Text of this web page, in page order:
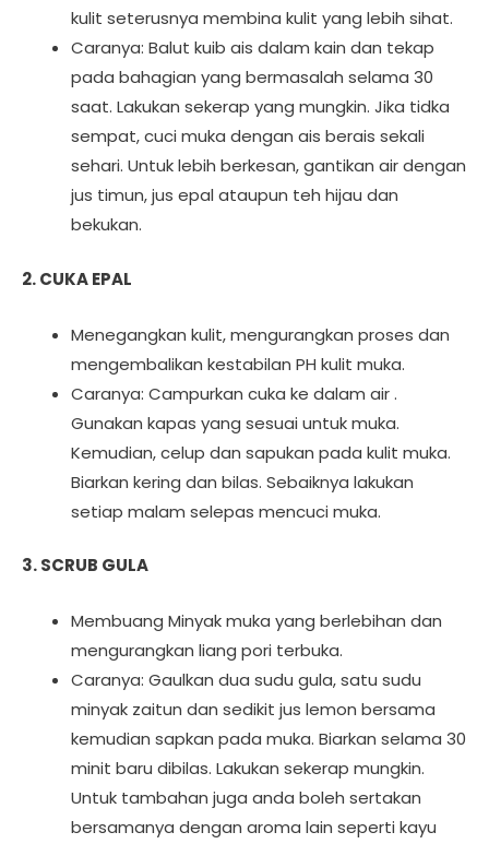
kulit seterusnya membina kulit yang lebih sihat.
Caranya: Balut kuib ais dalam kain dan tekap
pada bahagian yang bermasalah selama 30
saat. Lakukan sekerap yang mungkin. Jika tidka
sempat, cuci muka dengan ais berais sekali
sehari. Untuk lebih berkesan, gantikan air dengan
jus timun, jus epal ataupun teh hijau dan
bekukan.
2. CUKA EPAL
Menegangkan kulit, mengurangkan proses dan
mengembalikan kestabilan PH kulit muka.
Caranya: Campurkan cuka ke dalam air .
Gunakan kapas yang sesuai untuk muka.
Kemudian, celup dan sapukan pada kulit muka.
Biarkan kering dan bilas. Sebaiknya lakukan
setiap malam selepas mencuci muka.
3. SCRUB GULA
Membuang Minyak muka yang berlebihan dan
mengurangkan liang pori terbuka.
Caranya: Gaulkan dua sudu gula, satu sudu
minyak zaitun dan sedikit jus lemon bersama
kemudian sapkan pada muka. Biarkan selama 30
minit baru dibilas. Lakukan sekerap mungkin.
Untuk tambahan juga anda boleh sertakan
bersamanya dengan aroma lain seperti kayu